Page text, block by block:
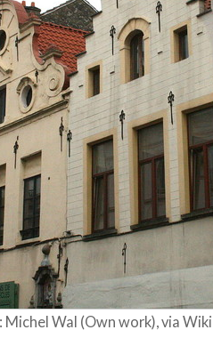
Michel Wal (Own work), via